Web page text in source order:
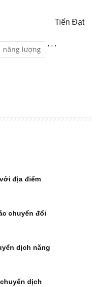
Tiến Đạt
,
năng lượng
, ,
địa điểm
chuyển đổi
dịch năng
dịch